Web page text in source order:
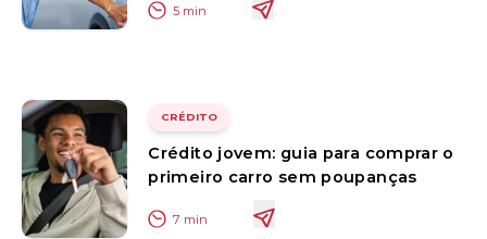
5 min
CRÉDITO
Crédito jovem: guia para comprar o
primeiro carro sem poupanças
7 min